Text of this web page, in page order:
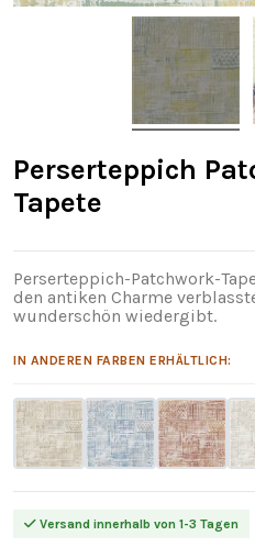
Perserteppich
Tapete
Perserteppich-Patchwork-
den antiken Charme
wunderschön wiedergibt.
IN ANDEREN FARBEN ERHÄLTLICH:
Versand innerhalb von 1-3 Tagen